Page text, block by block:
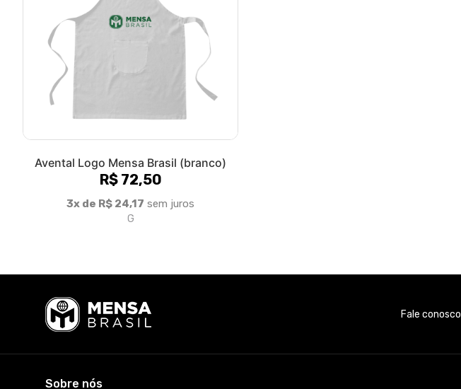
Avental Logo Mensa Brasil (branco)
R$ 72,50
3x de R$ 24,17 sem juros
G
Fale conosco
Sobre nós